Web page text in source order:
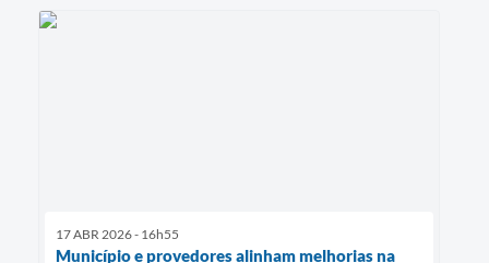
17 ABR 2026 - 16h55
Município e provedores alinham melhorias na